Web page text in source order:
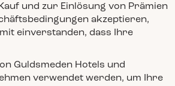
und zur Einlösung von Prämien
akzeptieren,
einverstanden, dass Ihre
Guldsmeden Hotels und
verwendet werden, um Ihre